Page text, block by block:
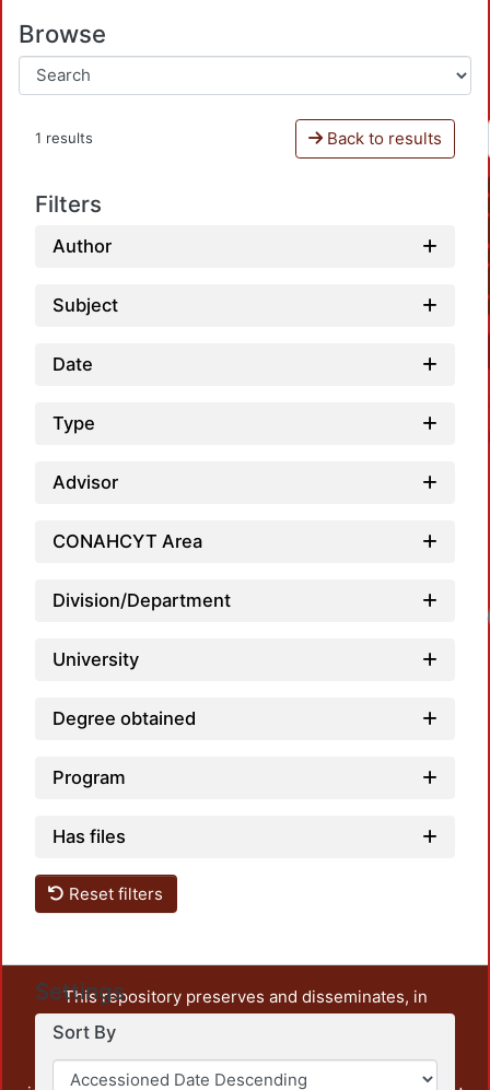
Browse
1 results Back to results
Filters
Author
Subject
Date
Type
Advisor
CONAHCYT Area
Division/Department
University
Degree obtained
Program
Has files
Reset filters
Settings
Sort By
This repository preserves and disseminates, in
unrestricted open access, the teaching and research
output of UAM Azcapotzalco. It also includes some
administrative and graphic documents from the